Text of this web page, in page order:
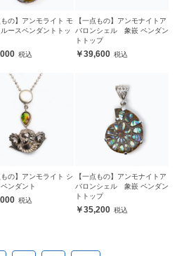
もの】アンモライト モ
ースペンダントトッ
【一点もの】アンモナイトア
バロンシェル 象嵌 ペンダン
トトップ
39,600
もの】アンモライト シ
ンダント
【一点もの】アンモナイトア
バロンシェル 象嵌 ペンダン
トトップ
35,200